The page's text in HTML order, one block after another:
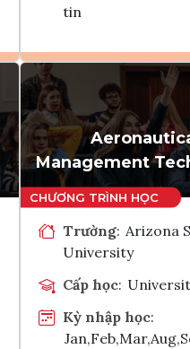
tin
Ghi danh
Tham
Management
Trường: Arizona
University
Cấp học:
Kỳ nhập học: